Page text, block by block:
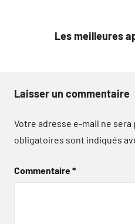
Les meilleures
Laisser un commentaire
Votre adresse e-mail ne sera
obligatoires sont indiqués
Commentaire*